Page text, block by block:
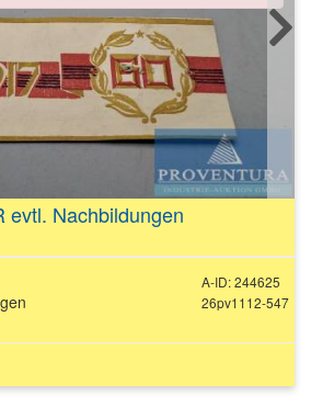
evtl. Nachbildungen
A-ID: 244625
26pv1112-547